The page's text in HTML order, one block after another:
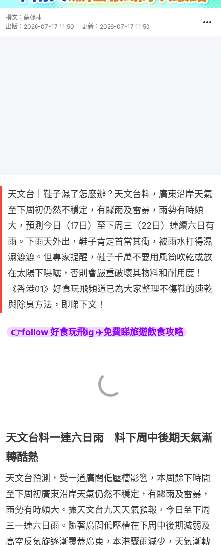
撰文： 蘇翰林
出版： 2026-07-17 11:50 更新： 2026-07-17 11:50
天文台｜鞋子濕了怎麼辦？天文台料，廣東沿岸天氣
至下周初仍然不穩定，有驟雨及雷暴，雨勢有時頗
大，預測今日（17日）至下周三（22日）連續六日有
雨。下雨天外出，鞋子肯定首當其衝，被雨水打得濕
濕漉漉。但專家提醒，鞋子千萬不要用風筒吹乾或放
在太陽下曝曬，否則會嚴重破壞其物料和耐用度！
《香港01》好食玩飛頻道已為大家整理不傷鞋的速乾
與除臭方法，即睇下文！
👉follow 好食玩飛ig ✈️免費睇旅遊飲食攻略
天文台料一連六日雨 料下周中後期天氣漸
轉酷熱
天文台預測，受一道廣闊低壓槽影響，本周餘下時間
至下周初廣東沿岸天氣仍然不穩定，有驟雨及雷暴，
雨勢有時頗大。據天文台九天天氣預報，今日至下周
三一連六日雨。隨著廣闊低壓槽在下周中後期減弱及
高空反氣旋逐漸覆蓋廣東，本港驟雨減少，天氣漸轉